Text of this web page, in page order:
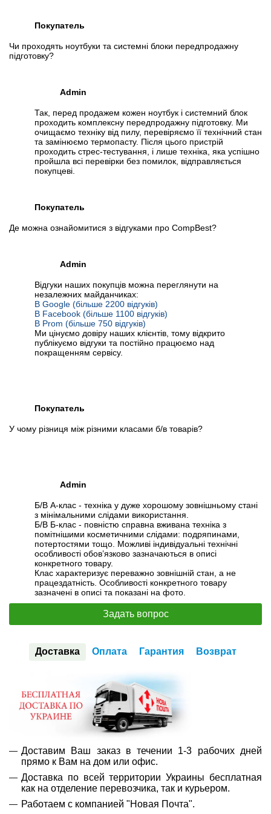
Покупатель
Чи проходять ноутбуки та системні блоки передпродажну
підготовку?
Admin
Так, перед продажем кожен ноутбук і системний блок
проходить комплексну передпродажну підготовку. Ми
очищаємо техніку від пилу, перевіряємо її технічний стан
та замінюємо термопасту. Після цього пристрій
проходить стрес-тестування, і лише техніка, яка успішно
пройшла всі перевірки без помилок, відправляється
покупцеві.
Покупатель
Де можна ознайомитися з відгуками про CompBest?
Admin
Відгуки наших покупців можна переглянути на
незалежних майданчиках:
В Google (більше 2200 відгуків)
В Facebook (більше 1100 відгуків)
В Prom (більше 750 відгуків)
Ми цінуємо довіру наших клієнтів, тому відкрито
публікуємо відгуки та постійно працюємо над
покращенням сервісу.
Покупатель
У чому різниця між різними класами б/в товарів?
Admin
Б/В А-клас - техніка у дуже хорошому зовнішньому стані
з мінімальними слідами використання.
Б/В Б-клас - повністю справна вживана техніка з
помітнішими косметичними слідами: подряпинами,
потертостями тощо. Можливі індивідуальні технічні
особливості обов’язково зазначаються в описі
конкретного товару.
Клас характеризує переважно зовнішній стан, а не
працездатність. Особливості конкретного товару
зазначені в описі та показані на фото.
Задать вопрос
Доставка Оплата Гарантия Возврат
Доставим Ваш заказ в течении 1-3 рабочих дней
прямо к Вам на дом или офис.
Доставка по всей территории Украины бесплатная
как на отделение перевозчика, так и курьером.
Работаем с компанией "Новая Почта".